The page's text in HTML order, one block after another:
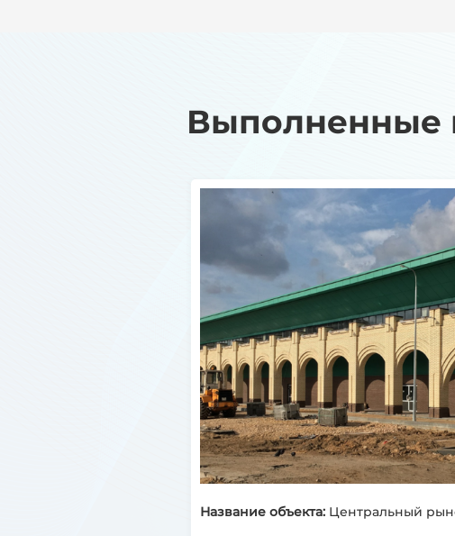
Выполненные
Название объекта: Центральный